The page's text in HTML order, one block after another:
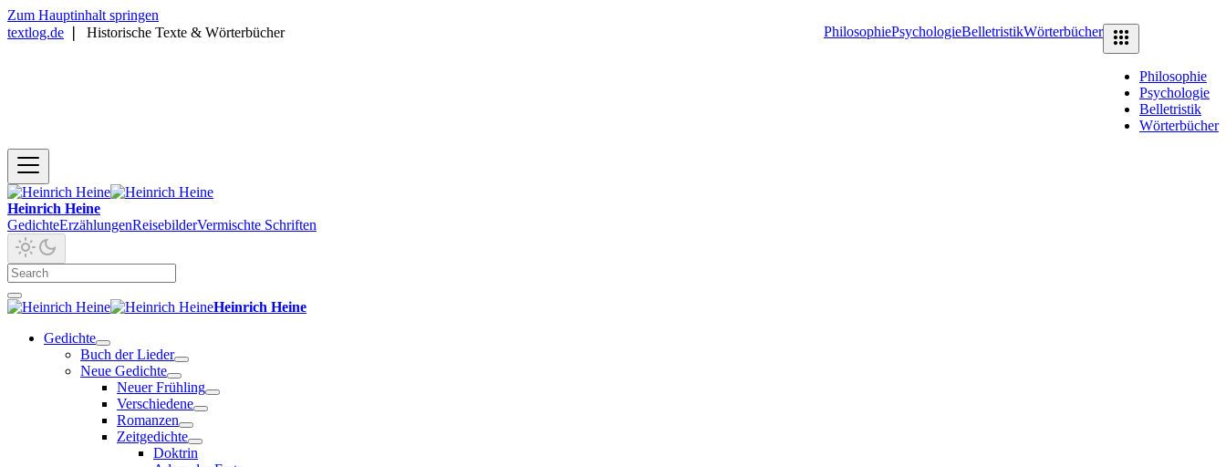
Zum Hauptinhalt springen
textlog.de
Historische Texte & Wörterbücher PhilosophiePsychologieBelletristikWörterbücher
Philosophie
Psychologie
Belletristik
Wörterbücher
Heinrich Heine
GedichteErzählungenReisebilderVermischte Schriften
Heinrich Heine
Gedichte
Buch der Lieder
Neue Gedichte
Neuer Frühling
Verschiedene
Romanzen
Zeitgedichte
Doktrin